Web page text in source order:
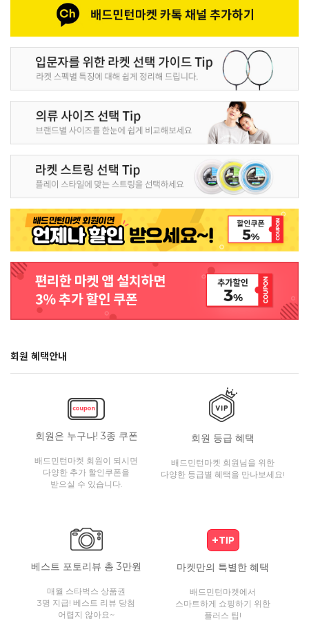
회원 혜택안내
회원은 누구나! 3종 쿠폰
배드민턴마켓 회원이 되시면
다양한 추가 할인쿠폰을
받으실 수 있습니다.
회원 등급 혜택
배드민턴마켓 회원님을 위한
다양한 등급별 혜택을 만나보세요!
베스트 포토리뷰 총 3만원
매월 스타벅스 상품권
3명 지급! 베스트 리뷰 당첨
어렵지 않아요~
마켓만의 특별한 혜택
배드민턴마켓에서
스마트하게 쇼핑하기 위한
플러스 팁!